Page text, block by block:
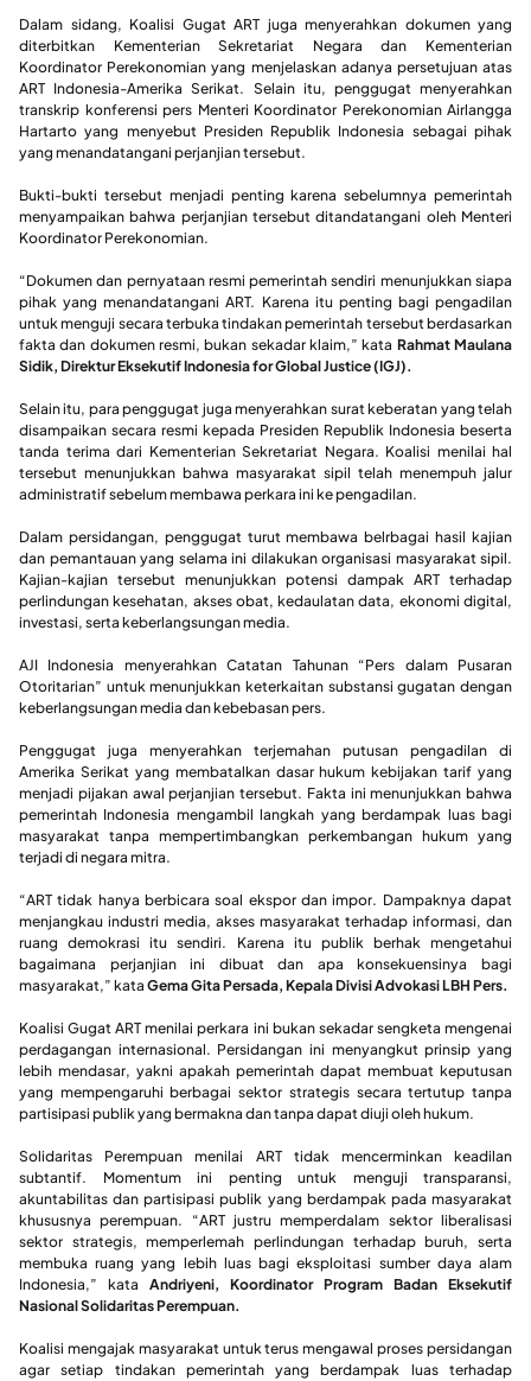
Dalam sidang, Koalisi Gugat ART juga menyerahkan dokumen yang
diterbitkan Kementerian Sekretariat Negara dan Kementerian
Koordinator Perekonomian yang menjelaskan adanya persetujuan atas
ART Indonesia-Amerika Serikat. Selain itu, penggugat menyerahkan
transkrip konferensi pers Menteri Koordinator Perekonomian Airlangga
Hartarto yang menyebut Presiden Republik Indonesia sebagai pihak
yang menandatangani perjanjian tersebut.
Bukti-bukti tersebut menjadi penting karena sebelumnya pemerintah
menyampaikan bahwa perjanjian tersebut ditandatangani oleh Menteri
Koordinator Perekonomian.
“Dokumen dan pernyataan resmi pemerintah sendiri menunjukkan siapa
pihak yang menandatangani ART. Karena itu penting bagi pengadilan
untuk menguji secara terbuka tindakan pemerintah tersebut berdasarkan
fakta dan dokumen resmi, bukan sekadar klaim,” kata Rahmat Maulana
Sidik, Direktur Eksekutif Indonesia for Global Justice (IGJ).
Selain itu, para penggugat juga menyerahkan surat keberatan yang telah
disampaikan secara resmi kepada Presiden Republik Indonesia beserta
tanda terima dari Kementerian Sekretariat Negara. Koalisi menilai hal
tersebut menunjukkan bahwa masyarakat sipil telah menempuh jalur
administratif sebelum membawa perkara ini ke pengadilan.
Dalam persidangan, penggugat turut membawa belrbagai hasil kajian
dan pemantauan yang selama ini dilakukan organisasi masyarakat sipil.
Kajian-kajian tersebut menunjukkan potensi dampak ART terhadap
perlindungan kesehatan, akses obat, kedaulatan data, ekonomi digital,
investasi, serta keberlangsungan media.
AJI Indonesia menyerahkan Catatan Tahunan “Pers dalam Pusaran
Otoritarian” untuk menunjukkan keterkaitan substansi gugatan dengan
keberlangsungan media dan kebebasan pers.
Penggugat juga menyerahkan terjemahan putusan pengadilan di
Amerika Serikat yang membatalkan dasar hukum kebijakan tarif yang
menjadi pijakan awal perjanjian tersebut. Fakta ini menunjukkan bahwa
pemerintah Indonesia mengambil langkah yang berdampak luas bagi
masyarakat tanpa mempertimbangkan perkembangan hukum yang
terjadi di negara mitra.
“ART tidak hanya berbicara soal ekspor dan impor. Dampaknya dapat
menjangkau industri media, akses masyarakat terhadap informasi, dan
ruang demokrasi itu sendiri. Karena itu publik berhak mengetahui
bagaimana perjanjian ini dibuat dan apa konsekuensinya bagi
masyarakat,” kata Gema Gita Persada, Kepala Divisi Advokasi LBH Pers.
Koalisi Gugat ART menilai perkara ini bukan sekadar sengketa mengenai
perdagangan internasional. Persidangan ini menyangkut prinsip yang
lebih mendasar, yakni apakah pemerintah dapat membuat keputusan
yang mempengaruhi berbagai sektor strategis secara tertutup tanpa
partisipasi publik yang bermakna dan tanpa dapat diuji oleh hukum.
Solidaritas Perempuan menilai ART tidak mencerminkan keadilan
subtantif. Momentum ini penting untuk menguji transparansi,
akuntabilitas dan partisipasi publik yang berdampak pada masyarakat
khususnya perempuan. “ART justru memperdalam sektor liberalisasi
sektor strategis, memperlemah perlindungan terhadap buruh, serta
membuka ruang yang lebih luas bagi eksploitasi sumber daya alam
Indonesia,” kata Andriyeni, Koordinator Program Badan Eksekutif
Nasional Solidaritas Perempuan.
Koalisi mengajak masyarakat untuk terus mengawal proses persidangan
agar setiap tindakan pemerintah yang berdampak luas terhadap